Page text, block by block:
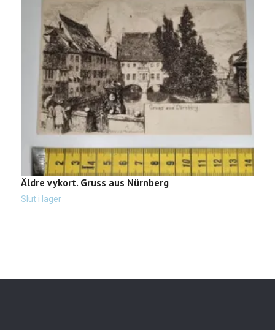
Äldre vykort. Gruss aus Nürnberg
Slut i lager